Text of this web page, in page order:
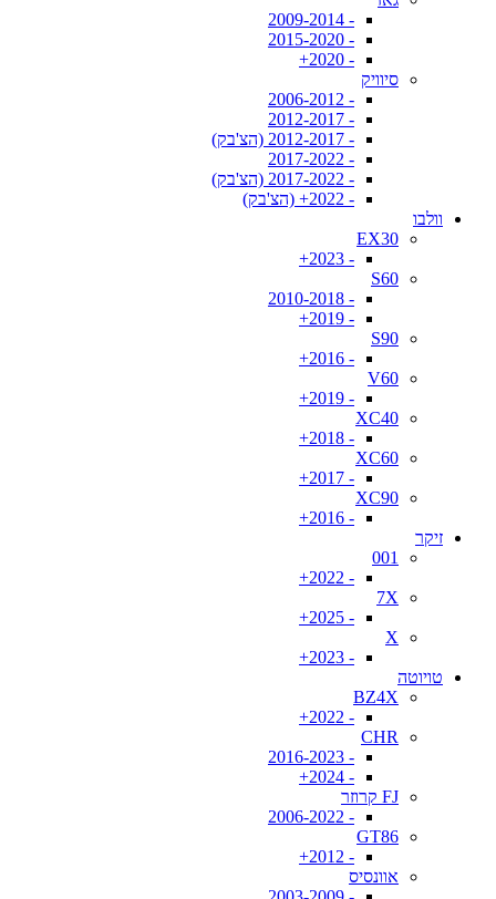
- 2009-2014
- 2015-2020
- 2020+
סיוויק
- 2006-2012
- 2012-2017
- 2012-2017 (הצ'בק)
- 2017-2022
- 2017-2022 (הצ'בק)
- 2022+ (הצ'בק)
וולבו
EX30
- 2023+
S60
- 2010-2018
- 2019+
S90
- 2016+
V60
- 2019+
XC40
- 2018+
XC60
- 2017+
XC90
- 2016+
זיקר
001
- 2022+
7X
- 2025+
X
- 2023+
טויוטה
BZ4X
- 2022+
CHR
- 2016-2023
- 2024+
FJ קרוזר
- 2006-2022
GT86
- 2012+
אוונסיס